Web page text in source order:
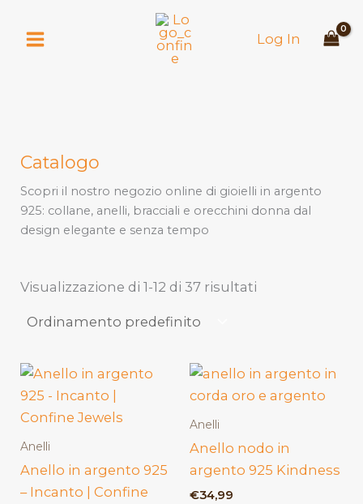
Log In
Catalogo
Scopri il nostro negozio online di gioielli in argento
925: collane, anelli, bracciali e orecchini donna dal
design elegante e senza tempo
Visualizzazione di 1-12 di 37 risultati
Anelli
Anello in argento 925
– Incanto | Confine
Anelli
Anello nodo in
argento 925 Kindness
€34,99